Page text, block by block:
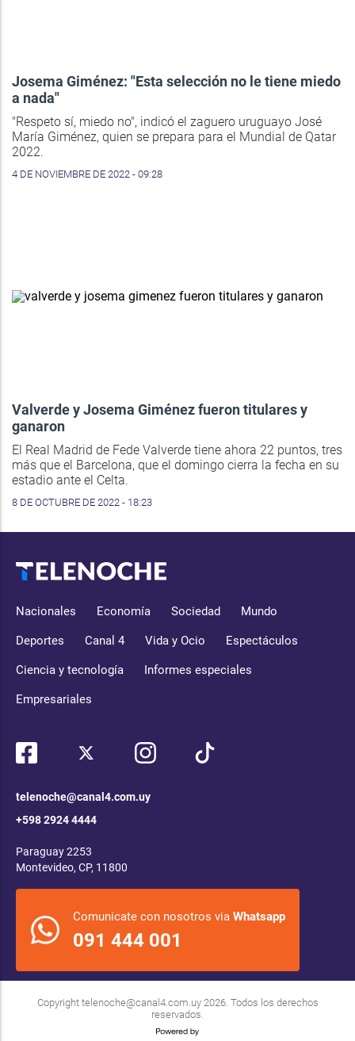
Josema Giménez: "Esta selección no le tiene miedo
a nada"
"Respeto sí, miedo no", indicó el zaguero uruguayo José
María Giménez, quien se prepara para el Mundial de Qatar
2022.
4 DE NOVIEMBRE DE 2022 - 09:28
Valverde y Josema Giménez fueron titulares y
ganaron
El Real Madrid de Fede Valverde tiene ahora 22 puntos, tres
más que el Barcelona, que el domingo cierra la fecha en su
estadio ante el Celta.
8 DE OCTUBRE DE 2022 - 18:23
Nacionales Economía Sociedad Mundo
Deportes Canal 4 Vida y Ocio Espectáculos
Ciencia y tecnología Informes especiales
Empresariales
telenoche@canal4.com.uy
+598 2924 4444
Paraguay 2253
Montevideo, CP, 11800
Comunicate con nosotros via Whatsapp
091 444 001
Copyright telenoche@canal4.com.uy2026. Todos los derechos
reservados.